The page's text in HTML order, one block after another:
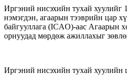
Иргэний нисэхийн тухай хуулийг
нэмэгдэн, агаарын тээврийн цар
байгууллага (ICAO)-аас Агаарын
орнуудад мөрдөж ажиллахыг
Иргэний нисэхийн тухай хуулийн